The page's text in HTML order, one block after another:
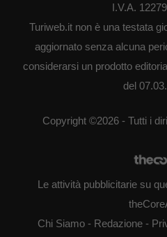
I.V.A.
Turiweb.it non è una testata
aggiornato senza alcuna
considerarsi un prodotto
del
Copyright ©2026 - Tutti i
Le attività pubblicitarie su
Chi Siamo- Redazione-